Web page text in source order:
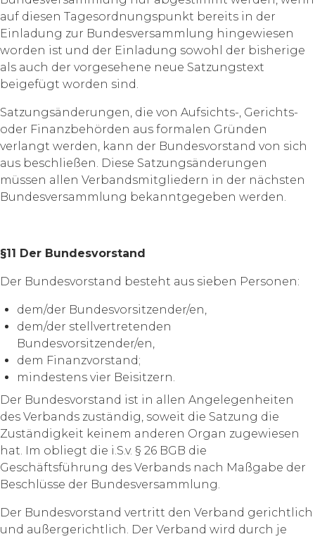
auf diesen Tagesordnungspunkt bereits in der
Einladung zur Bundesversammlung hingewiesen
worden ist und der Einladung sowohl der bisherige
als auch der vorgesehene neue Satzungstext
beigefügt worden sind.
Satzungsänderungen, die von Aufsichts-, Gerichts-
oder Finanzbehörden aus formalen Gründen
verlangt werden, kann der Bundesvorstand von sich
aus beschließen. Diese Satzungsänderungen
müssen allen Verbandsmitgliedern in der nächsten
Bundesversammlung bekanntgegeben werden.
§11 Der Bundesvorstand
Der Bundesvorstand besteht aus sieben Personen:
dem/der Bundesvorsitzender/en,
dem/der stellvertretenden
Bundesvorsitzender/en,
dem Finanzvorstand;
mindestens vier Beisitzern.
Der Bundesvorstand ist in allen Angelegenheiten
des Verbands zuständig, soweit die Satzung die
Zuständigkeit keinem anderen Organ zugewiesen
hat. Im obliegt die i.S.v. § 26 BGB die
Geschäftsführung des Verbands nach Maßgabe der
Beschlüsse der Bundesversammlung.
Der Bundesvorstand vertritt den Verband gerichtlich
und außergerichtlich. Der Verband wird durch je